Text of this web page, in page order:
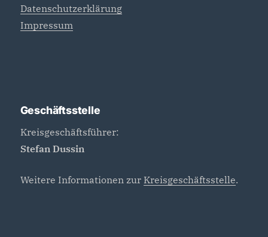
Datenschutzerklärung
Impressum
Geschäftsstelle
Kreisgeschäftsführer:
Stefan Dussin
Weitere Informationen zur Kreisgeschäftsstelle.